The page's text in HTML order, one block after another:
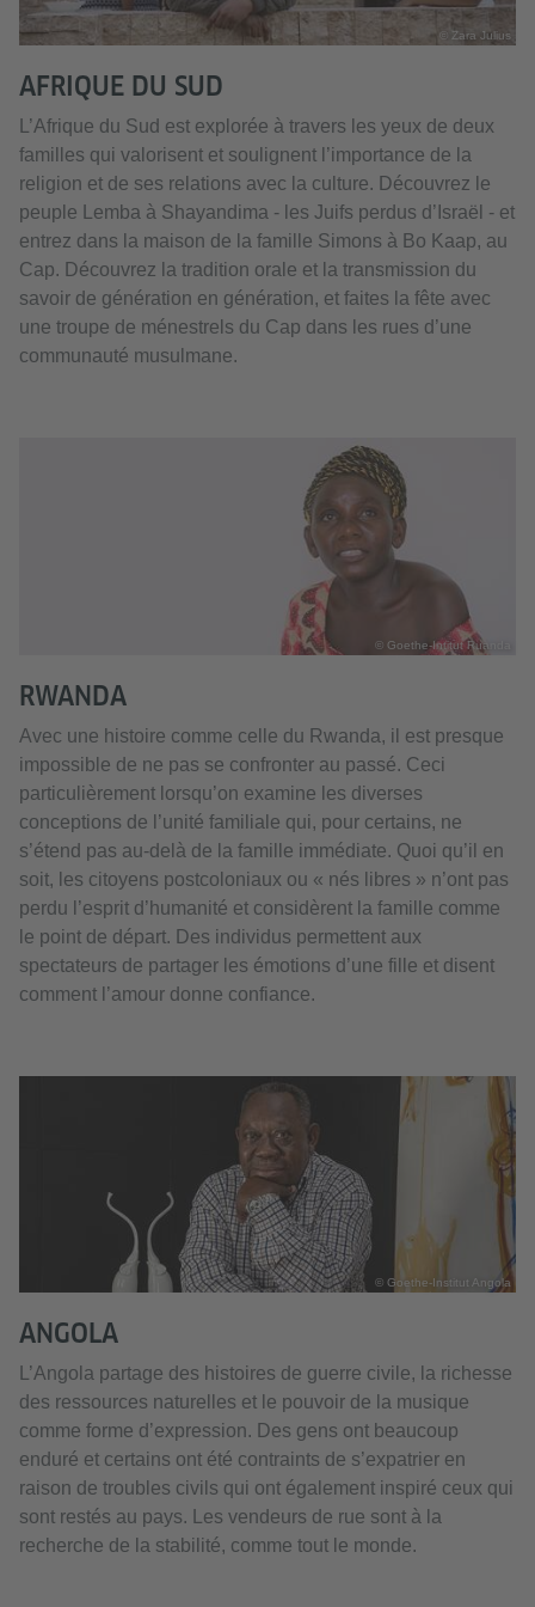
© Zara Julius
AFRIQUE DU SUD
L’Afrique du Sud est explorée à travers les yeux de deux
familles qui valorisent et soulignent l’importance de la
religion et de ses relations avec la culture. Découvrez le
peuple Lemba à Shayandima - les Juifs perdus d’Israël - et
entrez dans la maison de la famille Simons à Bo Kaap, au
Cap. Découvrez la tradition orale et la transmission du
savoir de génération en génération, et faites la fête avec
une troupe de ménestrels du Cap dans les rues d’une
communauté musulmane.
© Goethe-Intitut Ruanda
RWANDA
Avec une histoire comme celle du Rwanda, il est presque
impossible de ne pas se confronter au passé. Ceci
particulièrement lorsqu’on examine les diverses
conceptions de l’unité familiale qui, pour certains, ne
s’étend pas au-delà de la famille immédiate. Quoi qu’il en
soit, les citoyens postcoloniaux ou « nés libres » n’ont pas
perdu l’esprit d’humanité et considèrent la famille comme
le point de départ. Des individus permettent aux
spectateurs de partager les émotions d’une fille et disent
comment l’amour donne confiance.
© Goethe-Institut Angola
ANGOLA
L’Angola partage des histoires de guerre civile, la richesse
des ressources naturelles et le pouvoir de la musique
comme forme d’expression. Des gens ont beaucoup
enduré et certains ont été contraints de s’expatrier en
raison de troubles civils qui ont également inspiré ceux qui
sont restés au pays. Les vendeurs de rue sont à la
recherche de la stabilité, comme tout le monde.